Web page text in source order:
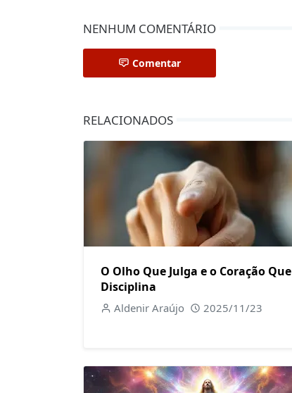
NENHUM COMENTÁRIO
Comentar
RELACIONADOS
O Olho Que Julga e o Coração Que
Disciplina
Aldenir Araújo 2025/11/23